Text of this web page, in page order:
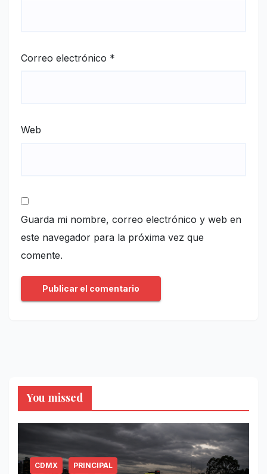
Correo electrónico *
Web
Guarda mi nombre, correo electrónico y web en
este navegador para la próxima vez que
comente.
You missed
CDMX PRINCIPAL